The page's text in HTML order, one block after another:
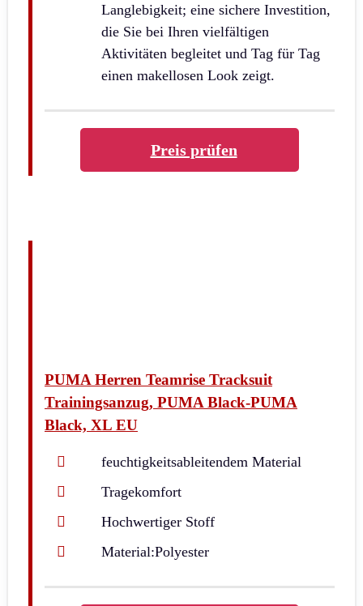
Langlebigkeit; eine sichere Investition,
die Sie bei Ihren vielfältigen
Aktivitäten begleitet und Tag für Tag
einen makellosen Look zeigt.
Preis prüfen
PUMA Herren Teamrise Tracksuit
Trainingsanzug, PUMA Black-PUMA
Black, XL EU
feuchtigkeitsableitendem Material
Tragekomfort
Hochwertiger Stoff
Material:Polyester